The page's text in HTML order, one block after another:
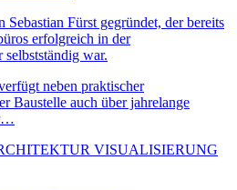
Fürst gegründet, der bereits
erfolgreich in der
war.
neben praktischer
Baustelle auch über jahrelange